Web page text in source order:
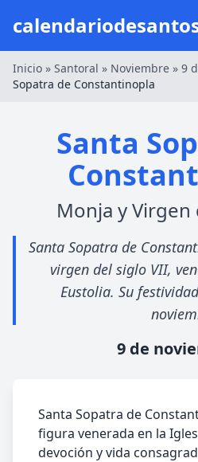
Inicio » Santoral » Noviembre » 9
Sopatra de Constantinopla
Santa
Monja y Virgen
Santa Sopatra de
virgen del siglo VII,
Eustolia. Su
9 de
Santa Sopatra de
figura venerada en la
devoción y vida